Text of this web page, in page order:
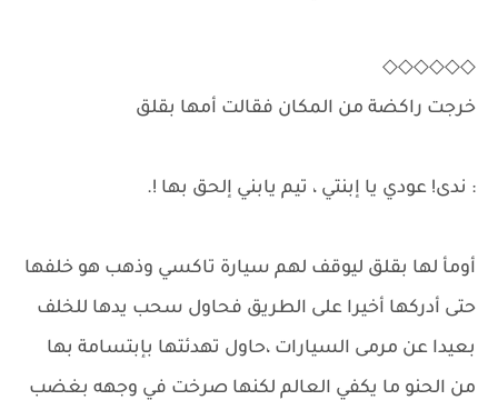
◇◇◇◇◇◇
خرجت راكضة من المكان فقالت أمها بقلق
: ندى! عودي يا إبنتي ، تيم يابني إلحق بها !.
أومأ لها بقلق ليوقف لهم سيارة تاكسي وذهب هو خلفها
حتى أدركها أخيرا على الطريق فحاول سحب يدها للخلف
بعيدا عن مرمى السيارات ،حاول تهدئتها بإبتسامة بها
من الحنو ما يكفي العالم لكنها صرخت في وجهه بغضب